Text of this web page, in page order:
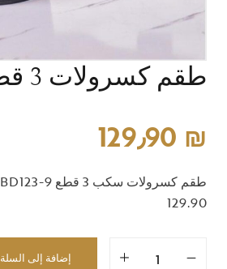
طقم كسرولات 3 قطع
129٫90 ₪
طقم كسرولات سكب 3 قطع BD123-9
129.90
إضافة إلى السلة